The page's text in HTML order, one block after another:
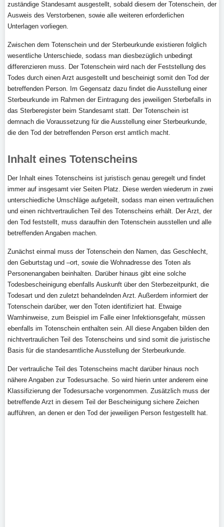
zuständige Standesamt ausgestellt, sobald diesem der Totenschein, der
Ausweis des Verstorbenen, sowie alle weiteren erforderlichen
Unterlagen vorliegen.
Zwischen dem Totenschein und der Sterbeurkunde existieren folglich
wesentliche Unterschiede, sodass man diesbezüglich unbedingt
differenzieren muss. Der Totenschein wird nach der Feststellung des
Todes durch einen Arzt ausgestellt und bescheinigt somit den Tod der
betreffenden Person. Im Gegensatz dazu findet die Ausstellung einer
Sterbeurkunde im Rahmen der Eintragung des jeweiligen Sterbefalls in
das Sterberegister beim Standesamt statt. Der Totenschein ist
demnach die Voraussetzung für die Ausstellung einer Sterbeurkunde,
die den Tod der betreffenden Person erst amtlich macht.
Inhalt eines Totenscheins
Der Inhalt eines Totenscheins ist juristisch genau geregelt und findet
immer auf insgesamt vier Seiten Platz. Diese werden wiederum in zwei
unterschiedliche Umschläge aufgeteilt, sodass man einen vertraulichen
und einen nichtvertraulichen Teil des Totenscheins erhält. Der Arzt, der
den Tod feststellt, muss daraufhin den Totenschein ausstellen und alle
betreffenden Angaben machen.
Zunächst einmal muss der Totenschein den Namen, das Geschlecht,
den Geburtstag und –ort, sowie die Wohnadresse des Toten als
Personenangaben beinhalten. Darüber hinaus gibt eine solche
Todesbescheinigung ebenfalls Auskunft über den Sterbezeitpunkt, die
Todesart und den zuletzt behandelnden Arzt. Außerdem informiert der
Totenschein darüber, wer den Toten identifiziert hat. Etwaige
Warnhinweise, zum Beispiel im Falle einer Infektionsgefahr, müssen
ebenfalls im Totenschein enthalten sein. All diese Angaben bilden den
nichtvertraulichen Teil des Totenscheins und sind somit die juristische
Basis für die standesamtliche Ausstellung der Sterbeurkunde.
Der vertrauliche Teil des Totenscheins macht darüber hinaus noch
nähere Angaben zur Todesursache. So wird hierin unter anderem eine
Klassifizierung der Todesursache vorgenommen. Zusätzlich muss der
betreffende Arzt in diesem Teil der Bescheinigung sichere Zeichen
aufführen, an denen er den Tod der jeweiligen Person festgestellt hat.